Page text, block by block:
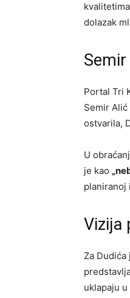
dolazak
Portal Tri
Semir
ostvarila,
U
je kao
planiranoj
Vizija
Za
uklapaju